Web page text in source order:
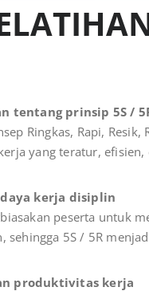
tentang prinsip 5S /
Ringkas, Rapi,
yang teratur, efisien,
kerja disiplin
peserta untuk
sehingga 5S / 5R
produktivitas kerja